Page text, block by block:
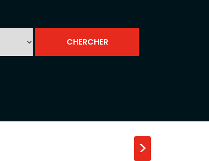
>